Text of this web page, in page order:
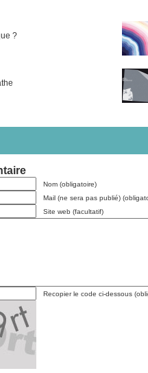
?
Nom (obligatoire)
Mail (ne sera pas publié)
Site web (facultatif)
Recopier le code ci-dessous